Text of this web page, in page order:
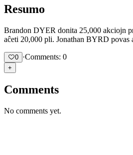
Resumo
Brandon DYER donita 25,000 akciojn
aĉeti 20,000 pli. Jonathan BYRD povas
0 ·Comments: 0
+
Comments
No comments yet.